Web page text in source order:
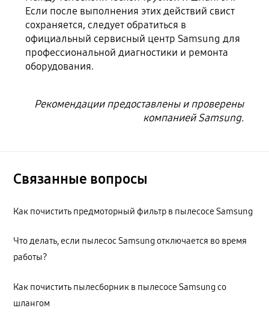
Если после выполнения этих действий свист
сохраняется, следует обратиться в
официальный сервисный центр Samsung для
профессиональной диагностики и ремонта
оборудования.
Рекомендации предоставлены и проверены
компанией Samsung.
Связанные вопросы
Как почистить предмоторный фильтр в пылесосе Samsung
Что делать, если пылесос Samsung отключается во время
работы?
Как почистить пылесборник в пылесосе Samsung со
шлангом